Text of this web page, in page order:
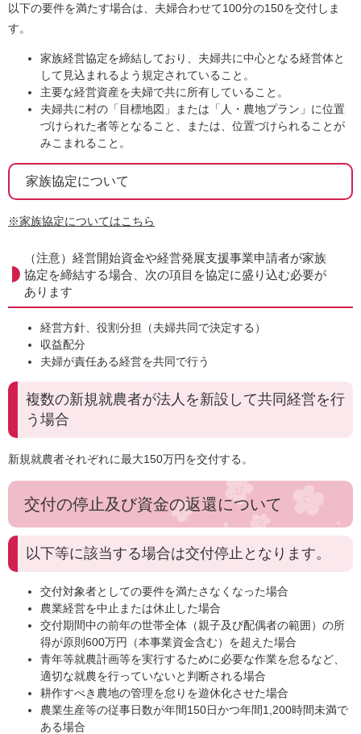
以下の要件を満たす場合は、夫婦合わせて100分の150を交付しま
す。
家族経営協定を締結しており、夫婦共に中心となる経営体と
して見込まれるよう規定されていること。
主要な経営資産を夫婦で共に所有していること。
夫婦共に村の「目標地図」または「人・農地プラン」に位置
づけられた者等となること、または、位置づけられることが
みこまれること。
家族協定について
※家族協定についてはこちら
（注意）経営開始資金や経営発展支援事業申請者が家族
協定を締結する場合、次の項目を協定に盛り込む必要が
あります
経営方針、役割分担（夫婦共同で決定する）
収益配分
夫婦が責任ある経営を共同で行う
複数の新規就農者が法人を新設して共同経営を行
う場合
新規就農者それぞれに最大150万円を交付する。
交付の停止及び資金の返還について
以下等に該当する場合は交付停止となります。
交付対象者としての要件を満たさなくなった場合
農業経営を中止または休止した場合
交付期間中の前年の世帯全体（親子及び配偶者の範囲）の所
得が原則600万円（本事業資金含む）を超えた場合
青年等就農計画等を実行するために必要な作業を怠るなど、
適切な就農を行っていないと判断される場合
耕作すべき農地の管理を怠りを遊休化させた場合
農業生産等の従事日数が年間150日かつ年間1,200時間未満で
ある場合